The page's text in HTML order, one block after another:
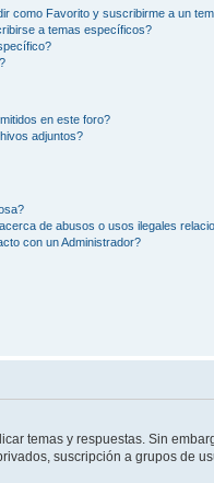
como Favorito y suscribirme a un
a temas específicos?
en este foro?
adjuntos?
de abusos o usos ilegales
con un Administrador?
temas y respuestas. Sin
suscripción a grupos de